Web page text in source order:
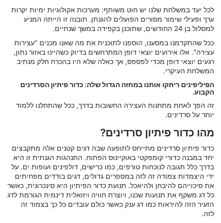
לכל יעד במשלחת שלנו יש חוט משותף: מערכות אקולוגיות ימיות יקרות
ערך ופעילי שימור מסורים הפועלים להגנתן. תובנה זו הייתה המניע
למסלול בן 24 החודשים, שתוכנן בקפידה במשך שנתיים.
ככל שהתקדמנו במסענו, הוספנו לתוכנית את מה שאנו מכנים "עצירות
עצירה". אלו אירועים יוצאי דופן המתרחשים בדיוק כשהיינו באזור נתון,
רגעים יוצאי דופן מכדי לפספס, אך כאלה שלא היו בהכרח חלק מנתיב
המשלחת העיקרי.
הפיליפינים ריתקו אותנו במחזה הגדול שלה: כדור פיתיון הסרדינים
הקבוע.
זה הפך לאחת מתחנות העצירה החשובות בדרך, ככל שהתחלנו ללמוד
יותר על סרדינים.
מהו כדור פיתיון סרדינים?
כדור פיתיון סרדינים מתייחס לתופעה שבה דגים קטנים אלה מתקבצים
יחד במבנה כדורי קומפקטי באוקיינוס הפתוח. התנהגות הגנתית זו היא
בדרך כלל תגובה לנוכחות טורפים, כמו כרישים, דולפינים ועופות ים. על
ידי היצמדות צמודה זה לזה במספרים גדולים, דגים בודדים מפחיתים
את סיכוייהם להיבחן ולהיאכל. תנועת כדור הפיתיון היא סינכרונית, כאשר
כל דג משקף את תנועות שכנו, ויוצרת חוויה ויזואלית דינמית הגורמת לדג
הזעיר הזה להיראות כמו דג ענק כאשר כולם עובדים כל כך בצמוד זה
לזה.